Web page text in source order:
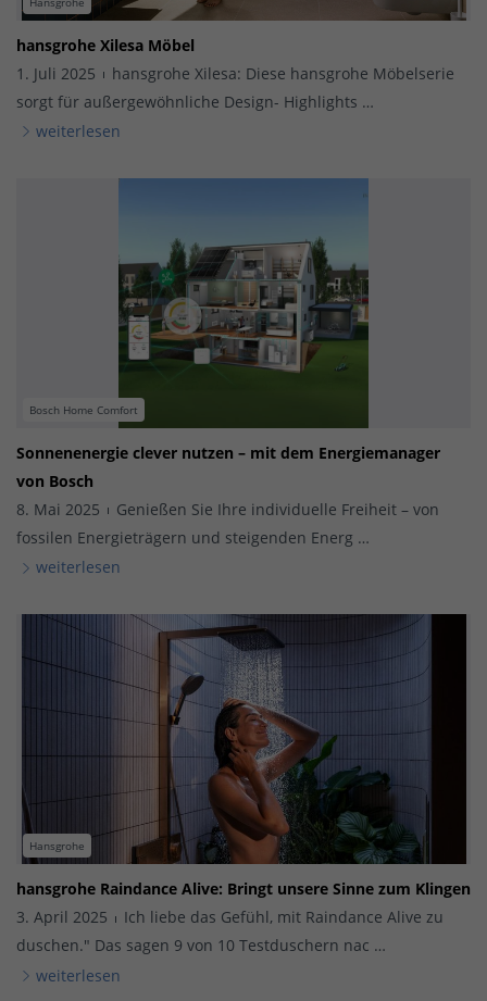
hansgrohe Xilesa Möbel
1. Juli 2025
hansgrohe Xilesa: Diese hansgrohe Möbelserie
sorgt für außergewöhnliche Design- Highlights …
weiterlesen
Bosch Home Comfort
Sonnenenergie clever nutzen – mit dem Energiemanager
von Bosch
8. Mai 2025
Genießen Sie Ihre individuelle Freiheit – von
fossilen Energieträgern und steigenden Energ …
weiterlesen
Hansgrohe
hansgrohe Raindance Alive: Bringt unsere Sinne zum Klingen
3. April 2025
Ich liebe das Gefühl, mit Raindance Alive zu
duschen." Das sagen 9 von 10 Testduschern nac …
weiterlesen